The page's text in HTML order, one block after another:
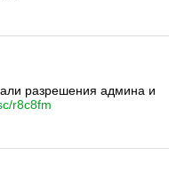
разрешения админа и
r8c8fm